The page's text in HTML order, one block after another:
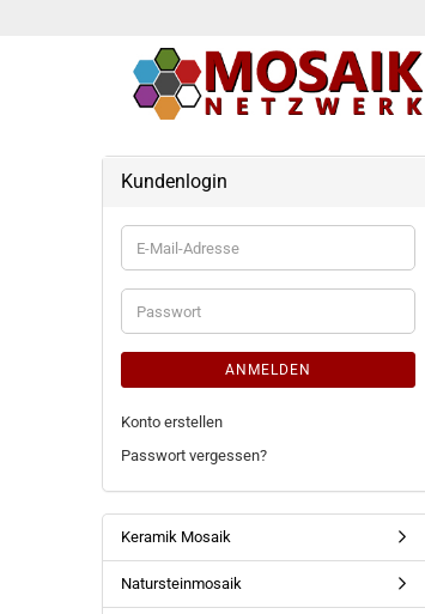
Kundenlogin
E-
Mail-
Adresse
Passwort
ANMELDEN
Konto erstellen
Passwort vergessen?
Keramik Mosaik
Natursteinmosaik